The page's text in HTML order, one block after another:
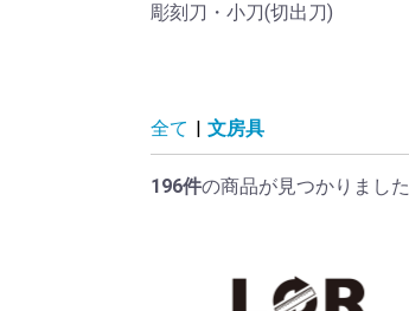
彫刻刀・小刀(切出刀)
全て 文房具
196件の商品が見つかりました